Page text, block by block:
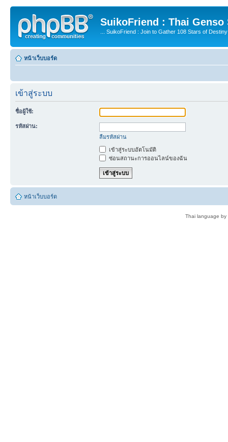
SuikoFriend : Thai Genso
... SuikoFriend : Join to Gather 108 Stars of
หน้าเว็บบอร์ด
เข้าสู่ระบบ
ชื่อผู้ใช้:
รหัสผ่าน:
ลืมรหัสผ่าน
เข้าสู่ระบบอัตโนมัติ
ซ่อนสถานะการออนไลน์ของฉัน
หน้าเว็บบอร์ด
Thai language by